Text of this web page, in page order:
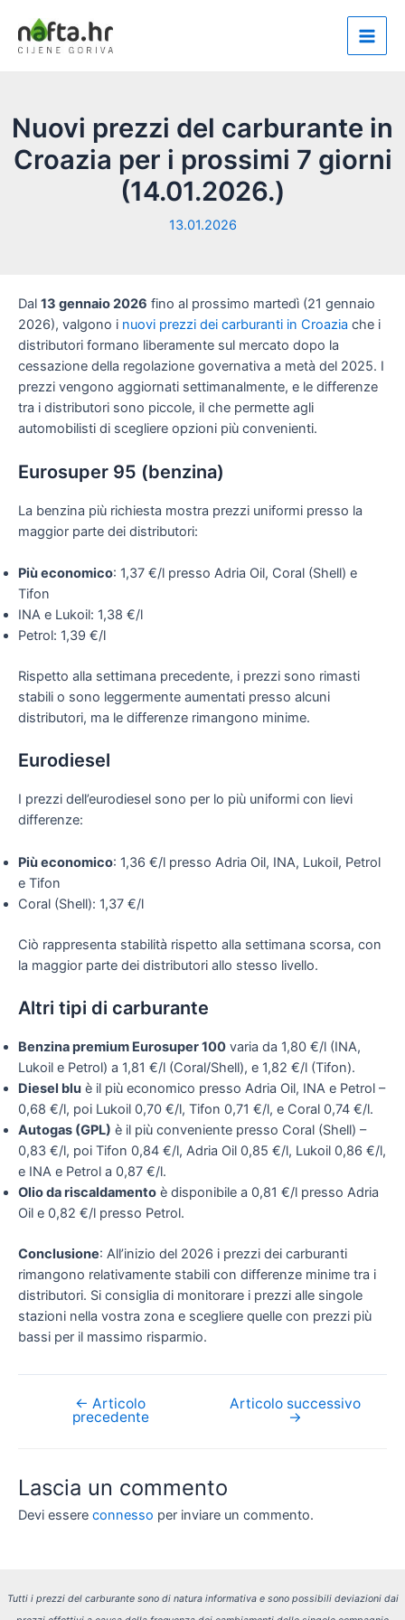
contenuto
Main
Nuovi prezzi del carburante in
Croazia per i prossimi 7 giorni
(14.01.2026.)
13.01.2026
Dal 13 gennaio 2026 fino al prossimo martedì (21 gennaio
2026), valgono i nuovi prezzi dei carburanti in Croazia che i
distributori formano liberamente sul mercato dopo la
cessazione della regolazione governativa a metà del 2025. I
prezzi vengono aggiornati settimanalmente, e le differenze
tra i distributori sono piccole, il che permette agli
automobilisti di scegliere opzioni più convenienti.
Eurosuper 95 (benzina)
La benzina più richiesta mostra prezzi uniformi presso la
maggior parte dei distributori:
Più economico: 1,37 €/l presso Adria Oil, Coral (Shell) e
Tifon
INA e Lukoil: 1,38 €/l
Petrol: 1,39 €/l
Rispetto alla settimana precedente, i prezzi sono rimasti
stabili o sono leggermente aumentati presso alcuni
distributori, ma le differenze rimangono minime.
Eurodiesel
I prezzi dell’eurodiesel sono per lo più uniformi con lievi
differenze:
Più economico: 1,36 €/l presso Adria Oil, INA, Lukoil, Petrol
e Tifon
Coral (Shell): 1,37 €/l
Ciò rappresenta stabilità rispetto alla settimana scorsa, con
la maggior parte dei distributori allo stesso livello.
Altri tipi di carburante
Benzina premium Eurosuper 100 varia da 1,80 €/l (INA,
Lukoil e Petrol) a 1,81 €/l (Coral/Shell), e 1,82 €/l (Tifon).
Diesel blu è il più economico presso Adria Oil, INA e Petrol –
0,68 €/l, poi Lukoil 0,70 €/l, Tifon 0,71 €/l, e Coral 0,74 €/l.
Autogas (GPL) è il più conveniente presso Coral (Shell) –
0,83 €/l, poi Tifon 0,84 €/l, Adria Oil 0,85 €/l, Lukoil 0,86 €/l,
e INA e Petrol a 0,87 €/l.
Olio da riscaldamento è disponibile a 0,81 €/l presso Adria
Oil e 0,82 €/l presso Petrol.
Conclusione: All’inizio del 2026 i prezzi dei carburanti
rimangono relativamente stabili con differenze minime tra i
distributori. Si consiglia di monitorare i prezzi alle singole
stazioni nella vostra zona e scegliere quelle con prezzi più
bassi per il massimo risparmio.
Navigazione
← Articolo
precedente
Articolo successivo
→
Lascia un commento
Devi essere connesso per inviare un commento.
Tutti i prezzi del carburante sono di natura informativa e sono possibili deviazioni dai